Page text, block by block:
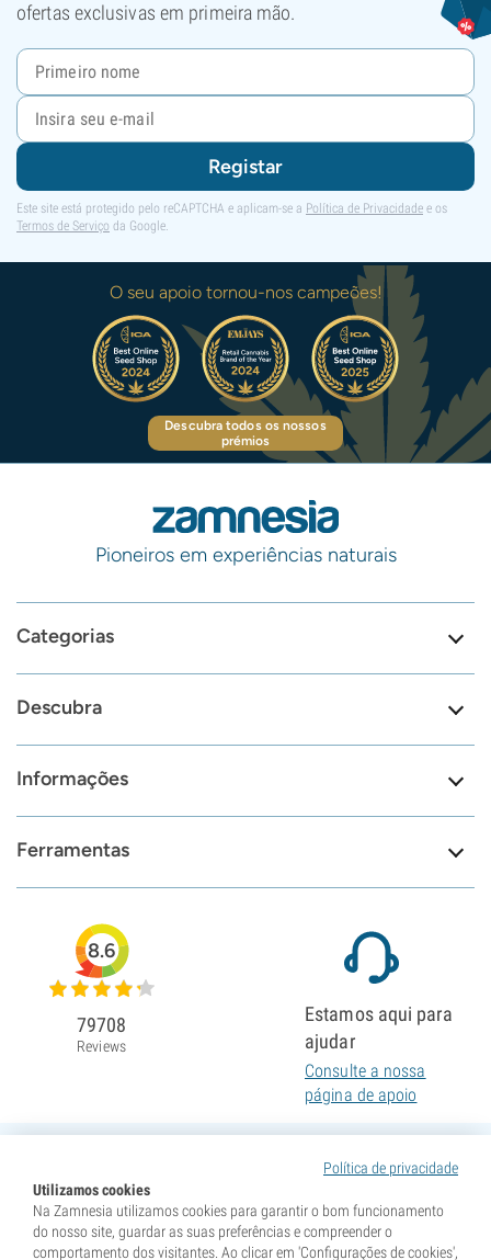
ofertas exclusivas em primeira mão.
Registar
Este site está protegido pelo reCAPTCHA e aplicam-se a Política de Privacidade e os
Termos de Serviço da Google.
O seu apoio tornou-nos campeões!
Descubra todos os nossos
prémios
Pioneiros em experiências naturais
Categorias
Descubra
Informações
Ferramentas
Política de privacidade
Utilizamos cookies
Na Zamnesia utilizamos cookies para garantir o bom funcionamento
do nosso site, guardar as suas preferências e compreender o
comportamento dos visitantes. Ao clicar em 'Configurações de cookies',
8.6
79708
Reviews
Estamos aqui para
ajudar
Consulte a nossa
página de apoio